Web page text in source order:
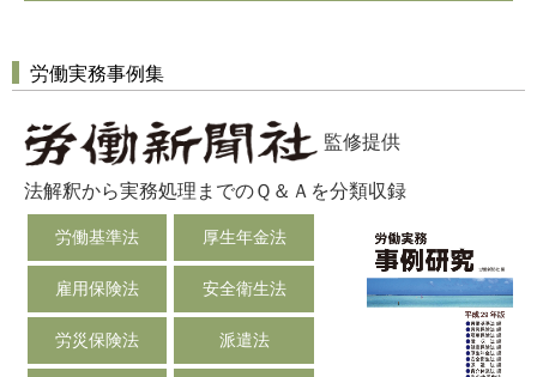
労働実務事例集
監修提供
法解釈から実務処理までのＱ＆Ａを分類収録
労働基準法 厚生年金法
雇用保険法 安全衛生法
労災保険法 派遣法